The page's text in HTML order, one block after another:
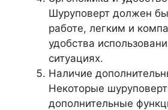
Шуруповерт должен
работе, легким и
удобства
ситуациях.
Наличие
Некоторые
дополнительные